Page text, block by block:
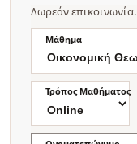
Δωρεάν επικοινωνία.
Μάθημα
Τρόπος Μαθήματος